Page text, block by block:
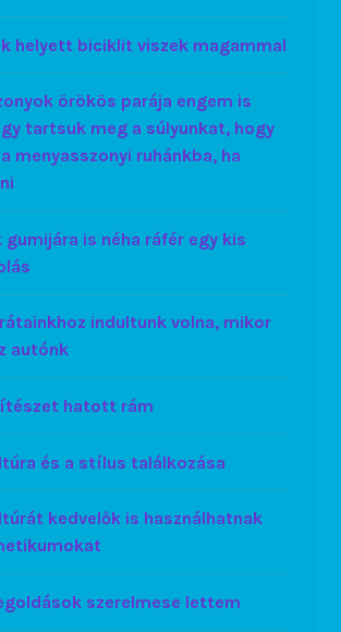
helyett biciklit viszek magammal
örökös parája engem is
tartsuk meg a súlyunkat, hogy
menyasszonyi ruhánkba, ha
is néha ráfér egy kis
indultunk volna, mikor
autónk
hatott rám
és a stílus találkozása
kedvelők is használhatnak
szerelmese lettem